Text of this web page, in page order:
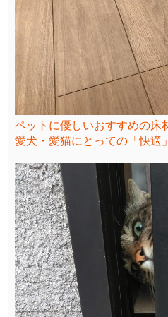
ペットに優しいおすすめの床
愛犬・愛猫にとっての「快適